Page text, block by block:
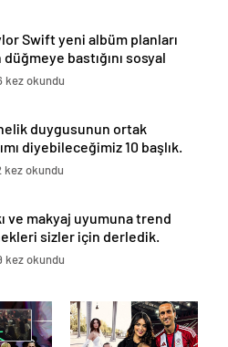
Swift yeni albüm planları
bastığını sosyal
duyurdu!
kez okundu
duygusunun ortak
diyebileceğimiz 10 başlık.
kez okundu
ve makyaj uyumuna trend
sizler için derledik.
kez okundu